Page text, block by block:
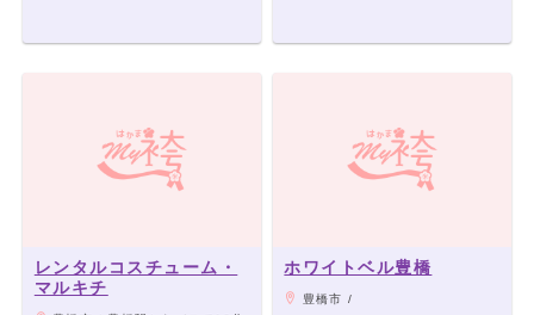
レンタルコスチューム・
マルキチ
ホワイトベル豊橋
豊橋市 /